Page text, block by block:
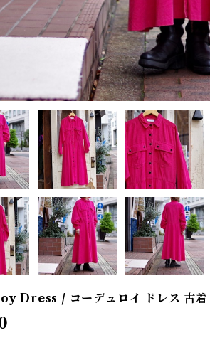
Dress / コーデュロイ ドレス 古着